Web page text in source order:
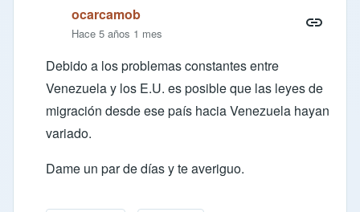
ocarcamob
Hace 5 años 1 mes
Debido a los problemas constantes entre
Venezuela y los E.U. es posible que las leyes de
migración desde ese país hacia Venezuela hayan
variado.
Dame un par de días y te averiguo.